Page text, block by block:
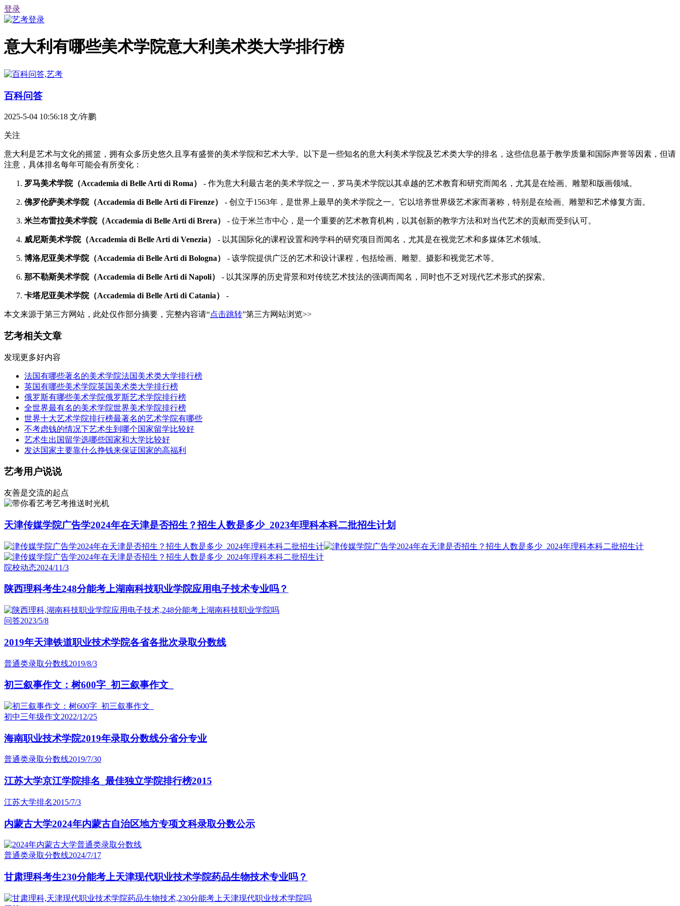
登录
意大利有哪些美术学院意大利美术类大学排行榜
百科问答
2025-5-04 10:56:18 文/许鹏
关注
意大利是艺术与文化的摇篮，拥有众多历史悠久且享有盛誉的美术学院和艺术大学。以下是一些知名的意大利美术学院及艺术类大学的排名，这些信息基于教学质量和国际声誉等因素，但请
注意，具体排名每年可能会有所变化：
罗马美术学院（Accademia di Belle Arti di Roma） - 作为意大利最古老的美术学院之一，罗马美术学院以其卓越的艺术教育和研究而闻名，尤其是在绘画、雕塑和版画领域。
佛罗伦萨美术学院（Accademia di Belle Arti di Firenze） - 创立于1563年，是世界上最早的美术学院之一。它以培养世界级艺术家而著称，特别是在绘画、雕塑和艺术修复方面。
米兰布雷拉美术学院（Accademia di Belle Arti di Brera） - 位于米兰市中心，是一个重要的艺术教育机构，以其创新的教学方法和对当代艺术的贡献而受到认可。
威尼斯美术学院（Accademia di Belle Arti di Venezia） - 以其国际化的课程设置和跨学科的研究项目而闻名，尤其是在视觉艺术和多媒体艺术领域。
博洛尼亚美术学院（Accademia di Belle Arti di Bologna） - 该学院提供广泛的艺术和设计课程，包括绘画、雕塑、摄影和视觉艺术等。
那不勒斯美术学院（Accademia di Belle Arti di Napoli） - 以其深厚的历史背景和对传统艺术技法的强调而闻名，同时也不乏对现代艺术形式的探索。
卡塔尼亚美术学院（Accademia di Belle Arti di Catania） -
本文来源于第三方网站，此处仅作部分摘要，完整内容请“点击跳转”第三方网站浏览>>
艺考相关文章
发现更多好内容
法国有哪些著名的美术学院法国美术类大学排行榜
英国有哪些美术学院英国美术类大学排行榜
俄罗斯有哪些美术学院俄罗斯艺术学院排行榜
全世界最有名的美术学院世界美术学院排行榜
世界十大艺术学院排行榜最著名的艺术学院有哪些
不考虑钱的情况下艺术生到哪个国家留学比较好
艺术生出国留学选哪些国家和大学比较好
发达国家主要靠什么挣钱来保证国家的高福利
艺考用户说说
友善是交流的起点
艺考推送时光机
天津传媒学院广告学2024年在天津是否招生？招生人数是多少_2023年理科本科二批招生计划
院校动态2024/11/3
陕西理科考生248分能考上湖南科技职业学院应用电子技术专业吗？
问答2023/5/8
2019年天津铁道职业技术学院各省各批次录取分数线
普通类录取分数线2019/8/3
初三叙事作文：树600字_初三叙事作文_
初中三年级作文2022/12/25
海南职业技术学院2019年录取分数线分省分专业
普通类录取分数线2019/7/30
江苏大学京江学院排名_最佳独立学院排行榜2015
江苏大学排名2015/7/3
内蒙古大学2024年内蒙古自治区地方专项文科录取分数公示
普通类录取分数线2024/7/17
甘肃理科考生230分能考上天津现代职业技术学院药品生物技术专业吗？